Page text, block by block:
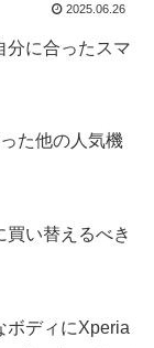
2025.06.26
分に合ったスマ
た他の人気機
買い替えるべき
ボディにXperia